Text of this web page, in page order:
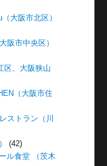
大阪市北区）
阪市中央区）
区、大阪狭山
（大阪市住
ストラン（川
(42)
ル食堂 （茨木